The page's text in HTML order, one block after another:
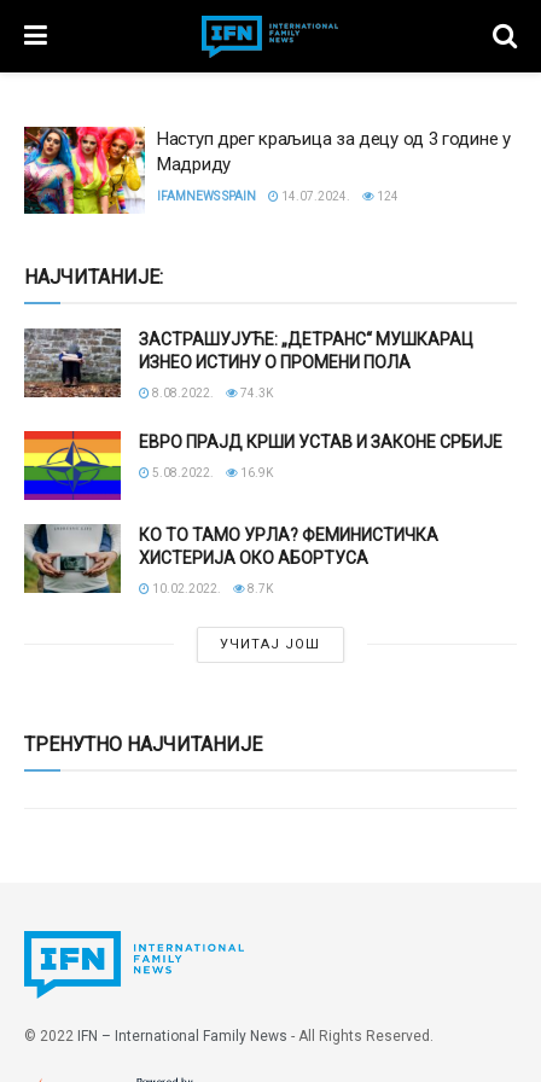
Наступ дрег краљица за децу од 3 године у
Мадриду
IFAMNEWS SPAIN 14.07.2024. 124
НАЈЧИТАНИЈЕ:
ЗАСТРАШУЈУЋЕ: „ДЕТРАНС“ МУШКАРАЦ
ИЗНЕО ИСТИНУ О ПРОМЕНИ ПОЛА
8.08.2022. 74.3K
ЕВРО ПРАЈД КРШИ УСТАВ И ЗАКОНЕ СРБИЈЕ
5.08.2022. 16.9K
КО ТО ТАМО УРЛА? ФЕМИНИСТИЧКА
ХИСТЕРИЈА ОКО АБОРТУСА
10.02.2022. 8.7K
УЧИТАЈ ЈОШ
ТРЕНУТНО НАЈЧИТАНИЈЕ
© 2022 IFN – International Family News - All Rights Reserved.